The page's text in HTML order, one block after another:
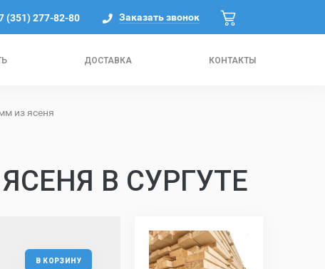
ДОСТАВКА КОНТАКТЫ
(351) 277-82-80 Заказать звонок
из ясеня
В СУРГУТЕ
В КОРЗИНУ